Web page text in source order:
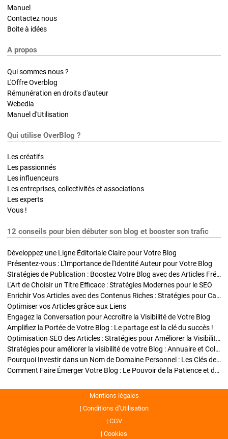
Manuel
Contactez nous
Boite à idées
A propos
Qui sommes nous ?
L'Offre Overblog
Rémunération en droits d'auteur
Webedia
Manuel d'Utilisation
Qui utilise OverBlog ?
Les créatifs
Les passionnés
Les influenceurs
Les entreprises, collectivités et associations
Les experts
Vous !
12 conseils pour bien débuter son blog et booster son trafic
Développez une Ligne Éditoriale Claire pour Votre Blog
Présentez-vous : L'Importance de l'Identité Auteur pour Votre Blog
Stratégies de Publication : Boostez Votre Blog avec des Articles Fréquents et Exclusifs
L'Art de Choisir un Titre Efficace : Stratégies Modernes pour le SEO
Enrichir Vos Articles avec des Contenus Riches : Stratégies pour Captiver et Optimiser
Optimiser vos Articles grâce aux Liens
Engagez la Conversation pour Accroître la Visibilité de Votre Blog
Amplifiez la Portée de Votre Blog : Le partage est la clé du succès !
Optimisation SEO des Articles : Stratégies pour Améliorer la Visibilité de Votre Blog
Stratégies pour améliorer la visibilité de votre Blog : Annuaire et Collaborations
Pourquoi Investir dans un Nom de Domaine Personnel : Les Clés de la Réussite de Votre Blog
Comment Faire Émerger Votre Blog : Le Pouvoir de la Patience et de la Persévérance
Mentions légales
Conditions d’Utilisation
CGV
Cookies